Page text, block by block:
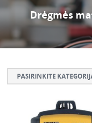
Drėgmės
PASIRINKITE
Betono ardymo ir